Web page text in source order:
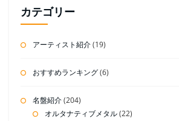
カテゴリー
アーティスト紹介(19)
おすすめランキング(6)
名盤紹介(204)
オルタナティブメタル(22)